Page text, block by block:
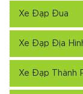
Xe Đạp Đua
Xe Đạp Địa
Xe Đạp Thành